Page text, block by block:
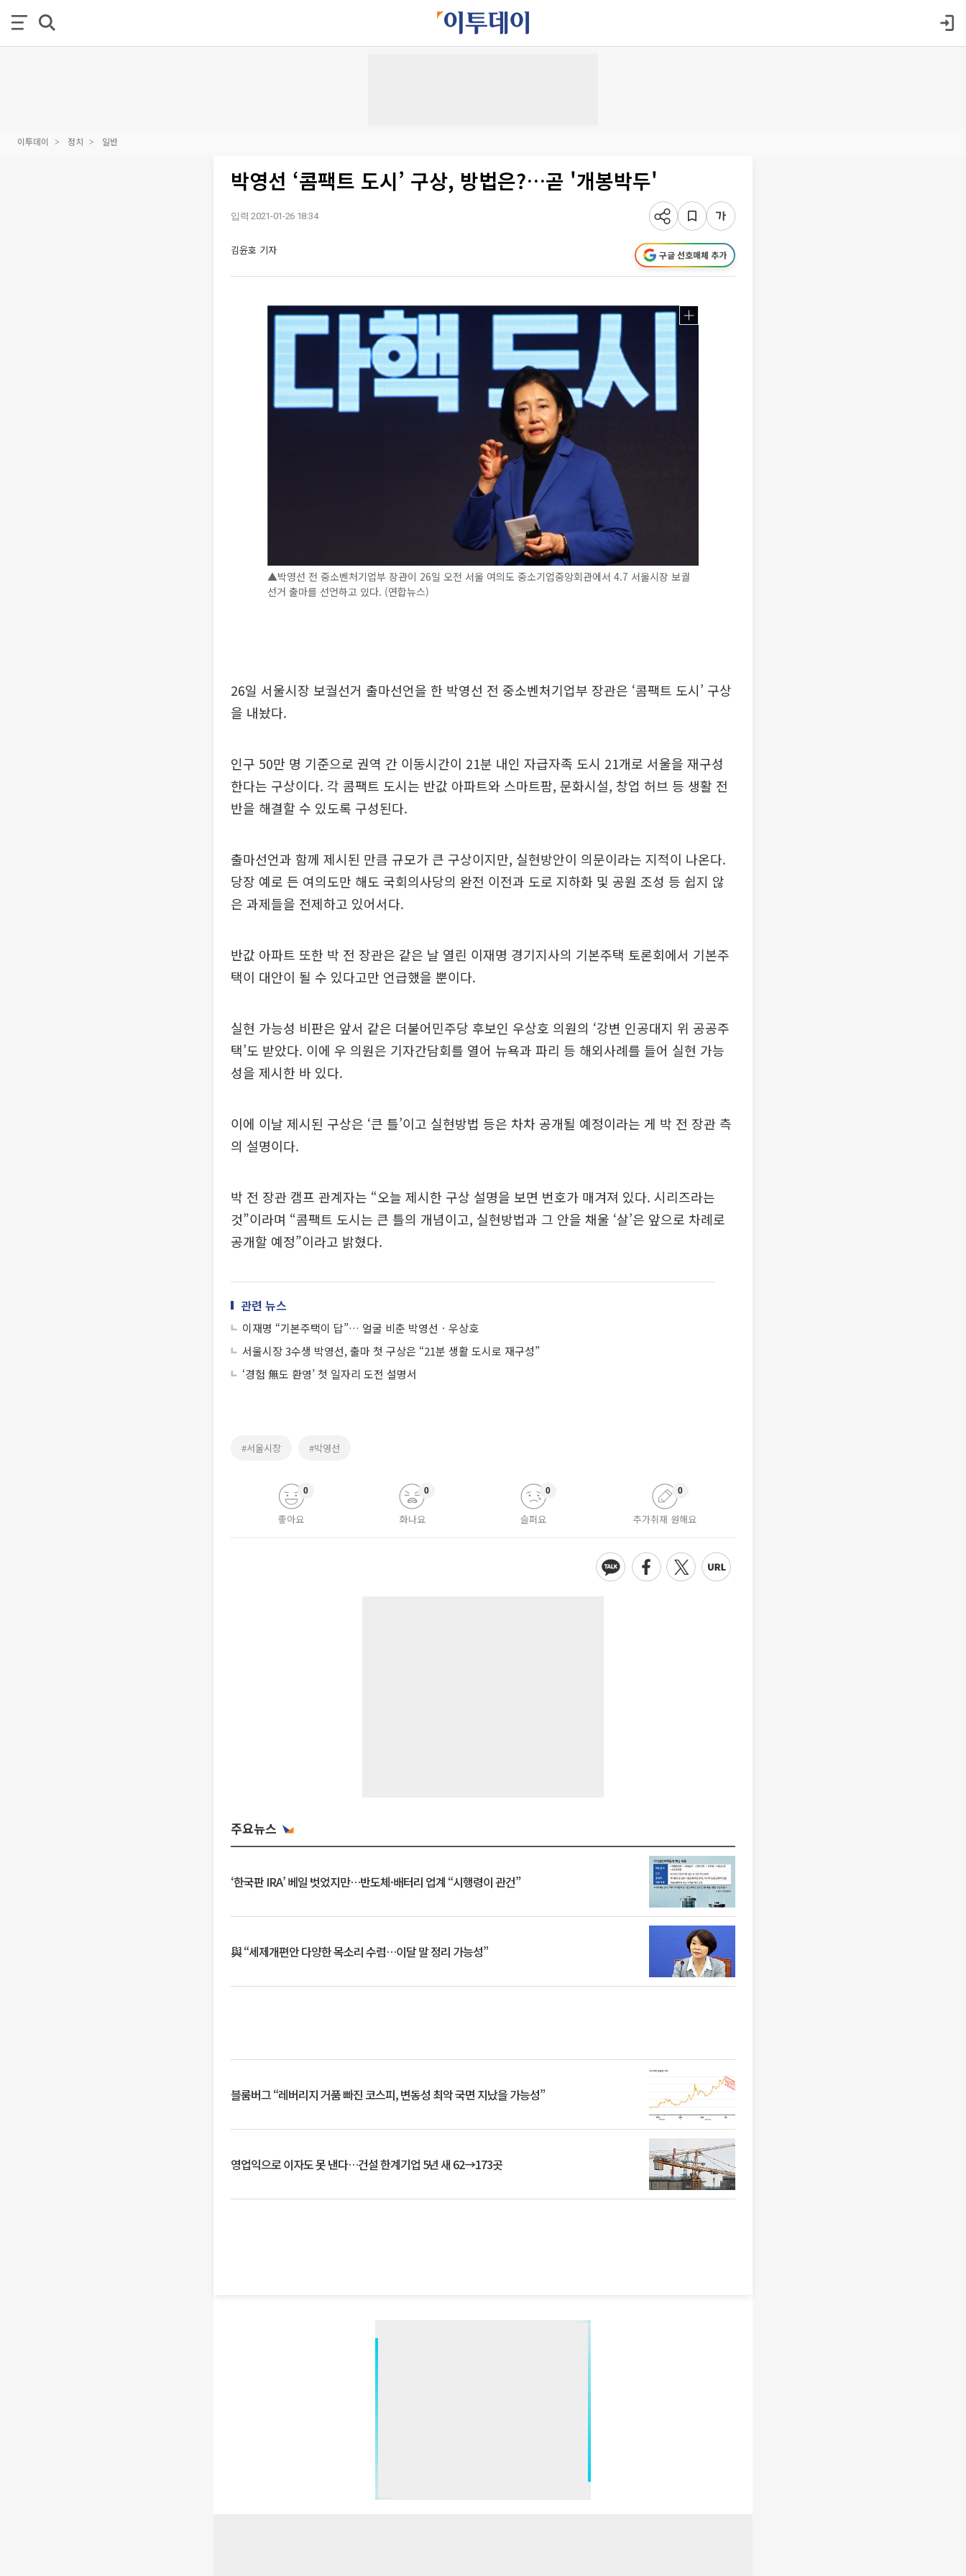
이투데이 정치 일반
박영선 ‘콤팩트 도시’ 구상, 방법은?…곧 '개봉박두'
입력 2021-01-26 18:34
김윤호 기자 구글 선호매체 추가
▲박영선 전 중소벤처기업부 장관이 26일 오전 서울 여의도 중소기업중앙회관에서 4.7 서울시장 보궐
선거 출마를 선언하고 있다. (연합뉴스)
26일 서울시장 보궐선거 출마선언을 한 박영선 전 중소벤처기업부 장관은 ‘콤팩트 도시’ 구상
을 내놨다.
인구 50만 명 기준으로 권역 간 이동시간이 21분 내인 자급자족 도시 21개로 서울을 재구성
한다는 구상이다. 각 콤팩트 도시는 반값 아파트와 스마트팜, 문화시설, 창업 허브 등 생활 전
반을 해결할 수 있도록 구성된다.
출마선언과 함께 제시된 만큼 규모가 큰 구상이지만, 실현방안이 의문이라는 지적이 나온다.
당장 예로 든 여의도만 해도 국회의사당의 완전 이전과 도로 지하화 및 공원 조성 등 쉽지 않
은 과제들을 전제하고 있어서다.
반값 아파트 또한 박 전 장관은 같은 날 열린 이재명 경기지사의 기본주택 토론회에서 기본주
택이 대안이 될 수 있다고만 언급했을 뿐이다.
실현 가능성 비판은 앞서 같은 더불어민주당 후보인 우상호 의원의 ‘강변 인공대지 위 공공주
택’도 받았다. 이에 우 의원은 기자간담회를 열어 뉴욕과 파리 등 해외사례를 들어 실현 가능
성을 제시한 바 있다.
이에 이날 제시된 구상은 ‘큰 틀’이고 실현방법 등은 차차 공개될 예정이라는 게 박 전 장관 측
의 설명이다.
박 전 장관 캠프 관계자는 “오늘 제시한 구상 설명을 보면 번호가 매겨져 있다. 시리즈라는
것”이라며 “콤팩트 도시는 큰 틀의 개념이고, 실현방법과 그 안을 채울 ‘살’은 앞으로 차례로
공개할 예정”이라고 밝혔다.
관련 뉴스
이재명 “기본주택이 답”… 얼굴 비춘 박영선ㆍ우상호
서울시장 3수생 박영선, 출마 첫 구상은 “21분 생활 도시로 재구성”
‘경험 無도 환영’ 첫 일자리 도전 설명서
#서울시장 #박영선
좋아요
0
화나요
0
슬퍼요
0
추가취재 원해요
0
주요뉴스
‘한국판 IRA’ 베일 벗었지만…반도체·배터리 업계 “시행령이 관건”
與 “세제개편안 다양한 목소리 수렴…이달 말 정리 가능성”
블룸버그 “레버리지 거품 빠진 코스피, 변동성 최악 국면 지났을 가능성”
영업익으로 이자도 못 낸다…건설 한계기업 5년 새 62→173곳